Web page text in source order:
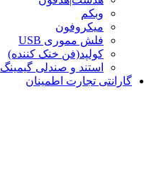
وبکم
میکروفون
فلش مموری USB
کولپد(فن خنک کننده)
استند و صندلی گیمینگ
گارانتی تجارت اطمینان